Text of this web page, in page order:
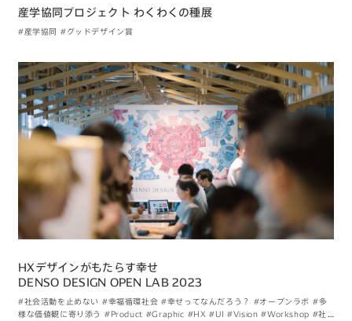
産学協同プロジェクト わくわくの種展
#産学協同 #グッドデザイン賞
HXデザインがもたらす幸せ
DENSO DESIGN OPEN LAB 2023
#社会活動を止めない #幸福循環社会 #幸せってなんだろう？ #オープンラボ #多
様な価値観に寄り添う #Product #Graphic #HX #UI #Vision #Workshop #社